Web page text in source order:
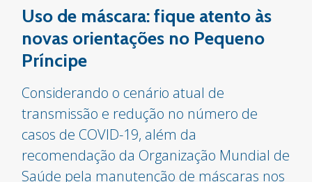
Uso de máscara: fique atento às
novas orientações no Pequeno
Príncipe
Considerando o cenário atual de
transmissão e redução no número de
casos de COVID-19, além da
recomendação da Organização Mundial de
Saúde pela manutenção de máscaras nos